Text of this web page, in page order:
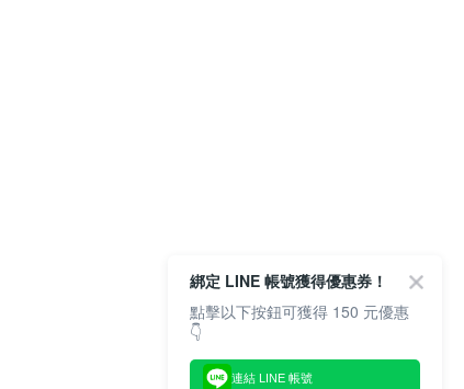
綁定 LINE 帳號獲得優惠券！
點擊以下按鈕可獲得 150 元優惠
👇
連結 LINE 帳號